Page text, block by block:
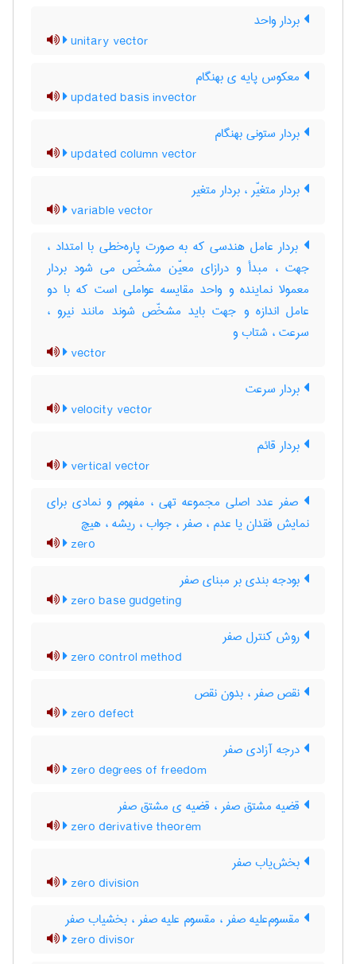
بردار واحد
unitary vector
معکوس پایه ی بهنگام
updated basis invector
بردار ستونی بهنگام
updated column vector
بردار متغیّر ، بردار متغیر
variable vector
بردار عامل هندسی که به صورت پاره‌خطی با امتداد ،
جهت ، مبدأ و درازای معیّن مشخّص می شود بردار
معمولا نماینده و واحد مقایسه عواملی است که با دو
عامل اندازه و جهت باید مشخّص شوند مانند نیرو ،
سرعت ، شتاب و
vector
بردار سرعت
velocity vector
بردار قائم
vertical vector
صفر عدد اصلی مجموعه تهی ، مفهوم و نمادی برای
نمایش فقدان یا عدم ، صفر ، جواب ، ریشه ، هیچ
zero
بودجه بندی بر مبنای صفر
zero base gudgeting
روش کنترل صفر
zero control method
نقص صفر ، بدون نقص
zero defect
درجه آزادی صفر
zero degrees of freedom
قضیه مشتق صفر ، قضیه ی مشتق صفر
zero derivative theorem
بخش‌یاب صفر
zero division
مقسوم‌علیه صفر ، مقسوم علیه صفر ، بخشیاب صفر
zero divisor